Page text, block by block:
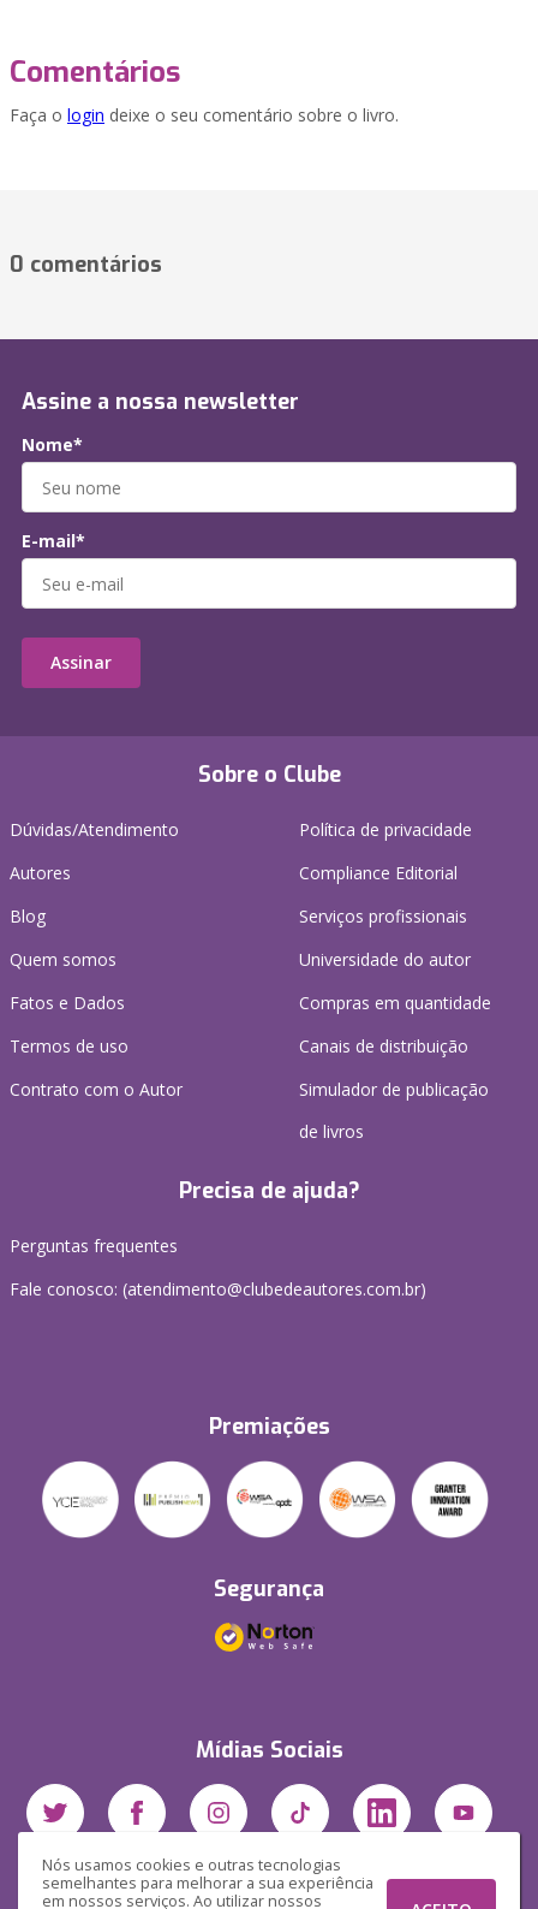
Nós usamos cookies e outras tecnologias
semelhantes para melhorar a sua experiência
em nossos serviços. Ao utilizar nossos
Comentários
Faça o login deixe o seu comentário sobre o livro.
0 comentários
Sobre o Clube
Dúvidas/Atendimento
Autores
Blog
Quem somos
Fatos e Dados
Termos de uso
Contrato com o Autor
Política de privacidade
Compliance Editorial
Serviços profissionais
Universidade do autor
Compras em quantidade
Canais de distribuição
Simulador de publicação
de livros
Precisa de ajuda?
Perguntas frequentes
Fale conosco: (atendimento@clubedeautores.com.br)
Premiações
Segurança
Mídias Sociais
Assine a nossa newsletter
Nome*
E-mail*
Assinar